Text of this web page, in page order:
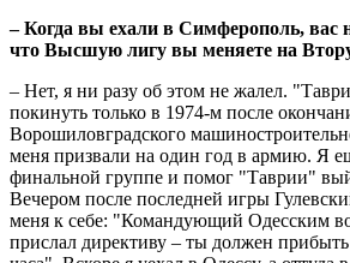
– Когда вы ехали в Симферополь, вас
что Высшую лигу вы меняете на
– Нет, я ни разу об этом не жалел.
покинуть только в 1974-м после
Ворошиловградского
меня призвали на один год в армию. Я
финальной группе и помог "Таврии"
Вечером после последней игры
меня к себе: "Командующий Одесским
прислал директиву – ты должен